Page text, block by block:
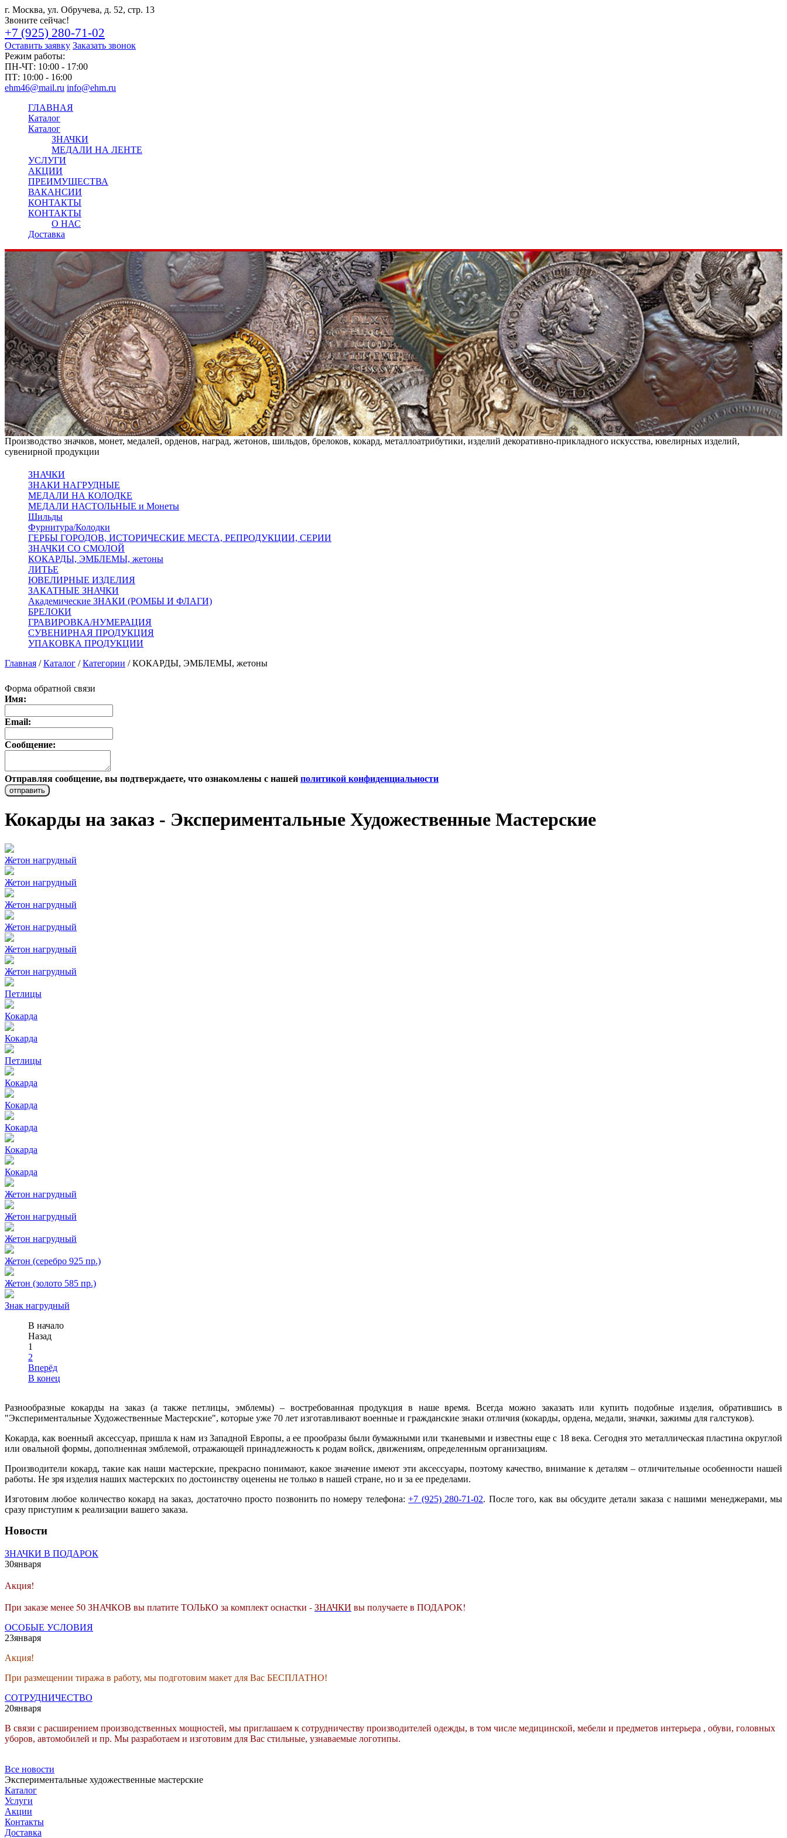
г. Москва, ул. Обручева, д. 52, стр. 13
Звоните сейчас!
+7 (925) 280-71-02
Оставить заявку Заказать звонок
Режим работы:
ПН-ЧТ: 10:00 - 17:00
ПТ: 10:00 - 16:00
ehm46@mail.ru info@ehm.ru
ГЛАВНАЯ
Каталог
Каталог
ЗНАЧКИ
МЕДАЛИ НА ЛЕНТЕ
УСЛУГИ
АКЦИИ
ПРЕИМУЩЕСТВА
ВАКАНСИИ
КОНТАКТЫ
КОНТАКТЫ
О НАС
Доставка
Производство значков, монет, медалей, орденов, наград, жетонов, шильдов, брелоков, кокард, металлоатрибутики, изделий декоративно-прикладного искусства, ювелирных изделий,
сувенирной продукции
ЗНАЧКИ
ЗНАКИ НАГРУДНЫЕ
МЕДАЛИ НА КОЛОДКЕ
МЕДАЛИ НАСТОЛЬНЫЕ и Монеты
Шильды
Фурнитура/Колодки
ГЕРБЫ ГОРОДОВ, ИСТОРИЧЕСКИЕ МЕСТА, РЕПРОДУКЦИИ, СЕРИИ
ЗНАЧКИ СО СМОЛОЙ
КОКАРДЫ, ЭМБЛЕМЫ, жетоны
ЛИТЬЕ
ЮВЕЛИРНЫЕ ИЗДЕЛИЯ
ЗАКАТНЫЕ ЗНАЧКИ
Академические ЗНАКИ (РОМБЫ И ФЛАГИ)
БРЕЛОКИ
ГРАВИРОВКА/НУМЕРАЦИЯ
СУВЕНИРНАЯ ПРОДУКЦИЯ
УПАКОВКА ПРОДУКЦИИ
Главная /Каталог /Категории /КОКАРДЫ, ЭМБЛЕМЫ, жетоны
Форма обратной связи
Имя:
Email:
Сообщение:
Отправляя сообщение, вы подтверждаете, что ознакомлены с нашей политикой конфиденциальности
Кокарды на заказ - Экспериментальные Художественные Мастерские
Жетон нагрудный
Жетон нагрудный
Жетон нагрудный
Жетон нагрудный
Жетон нагрудный
Жетон нагрудный
Петлицы
Кокарда
Кокарда
Петлицы
Кокарда
Кокарда
Кокарда
Кокарда
Кокарда
Жетон нагрудный
Жетон нагрудный
Жетон нагрудный
Жетон (серебро 925 пр.)
Жетон (золото 585 пр.)
Знак нагрудный
В начало
Назад
1
2
Вперёд
В конец
Разнообразные кокарды на заказ (а также петлицы, эмблемы) – востребованная продукция в наше время. Всегда можно заказать или купить подобные изделия, обратившись в
"Экспериментальные Художественные Мастерские", которые уже 70 лет изготавливают военные и гражданские знаки отличия (кокарды, ордена, медали, значки, зажимы для галстуков).
Кокарда, как военный аксессуар, пришла к нам из Западной Европы, а ее прообразы были бумажными или тканевыми и известны еще с 18 века. Сегодня это металлическая пластина округлой
или овальной формы, дополненная эмблемой, отражающей принадлежность к родам войск, движениям, определенным организациям.
Производители кокард, такие как наши мастерские, прекрасно понимают, какое значение имеют эти аксессуары, поэтому качество, внимание к деталям – отличительные особенности нашей
работы. Не зря изделия наших мастерских по достоинству оценены не только в нашей стране, но и за ее пределами.
Изготовим любое количество кокард на заказ, достаточно просто позвонить по номеру телефона:+7 (925) 280-71-02. После того, как вы обсудите детали заказа с нашими менеджерами, мы
сразу приступим к реализации вашего заказа.
Новости
ЗНАЧКИ В ПОДАРОК
30января
Акция!
При заказе менее 50 ЗНАЧКОВ вы платите ТОЛЬКО за комплект оснастки -ЗНАЧКИ вы получаете в ПОДАРОК!
ОСОБЫЕ УСЛОВИЯ
23января
Акция!
При размещении тиража в работу, мы подготовим макет для Вас БЕСПЛАТНО!
СОТРУДНИЧЕСТВО
20января
В связи с расширением производственных мощностей, мы приглашаем к сотрудничеству производителей одежды, в том числе медицинской, мебели и предметов интерьера , обуви, головных
уборов, автомобилей и пр. Мы разработаем и изготовим для Вас стильные, узнаваемые логотипы.
Все новости
Экспериментальные художественные мастерские
Каталог
Услуги
Акции
Контакты
Доставка